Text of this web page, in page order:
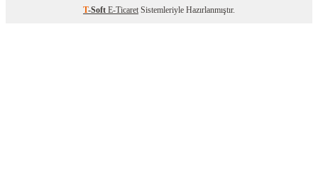
T-Soft E-Ticaret Sistemleriyle Hazırlanmıştır.